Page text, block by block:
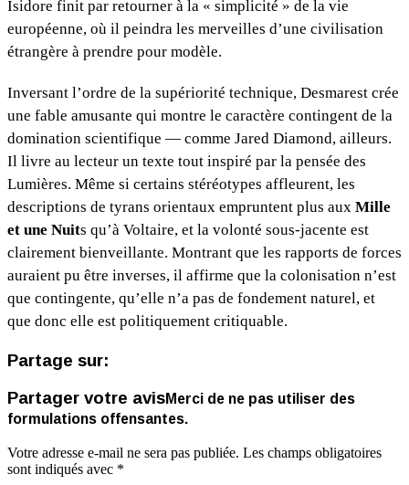
Isidore finit par retourner à la « simplicité » de la vie
européenne, où il peindra les merveilles d’une civilisation
étrangère à prendre pour modèle.
Inversant l’ordre de la supériorité technique, Desmarest crée
une fable amusante qui montre le caractère contingent de la
domination scientifique — comme Jared Diamond, ailleurs.
Il livre au lecteur un texte tout inspiré par la pensée des
Lumières. Même si certains stéréotypes affleurent, les
descriptions de tyrans orientaux empruntent plus aux Mille
et une Nuits qu’à Voltaire, et la volonté sous-jacente est
clairement bienveillante. Montrant que les rapports de forces
auraient pu être inverses, il affirme que la colonisation n’est
que contingente, qu’elle n’a pas de fondement naturel, et
que donc elle est politiquement critiquable.
Partage sur:
Partager votre avisMerci de ne pas utiliser des
formulations offensantes.
Votre adresse e-mail ne sera pas publiée. Les champs obligatoires
sont indiqués avec *